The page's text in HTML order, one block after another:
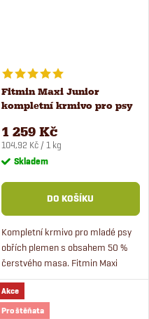
Fitmin Maxi Junior
kompletní krmivo pro psy
1 259 Kč
Měrná
cena:
104,92 Kč / 1 kg
Skladem
DO KOŠÍKU
Kompletní krmivo pro mladé psy
obřích plemen s obsahem 50 %
čerstvého masa. Fitmin Maxi
Junior je určeno pro štěňata
velkých a obřích plemen od 5 do
18 měsíců věků.
Akce
Pro štěňata